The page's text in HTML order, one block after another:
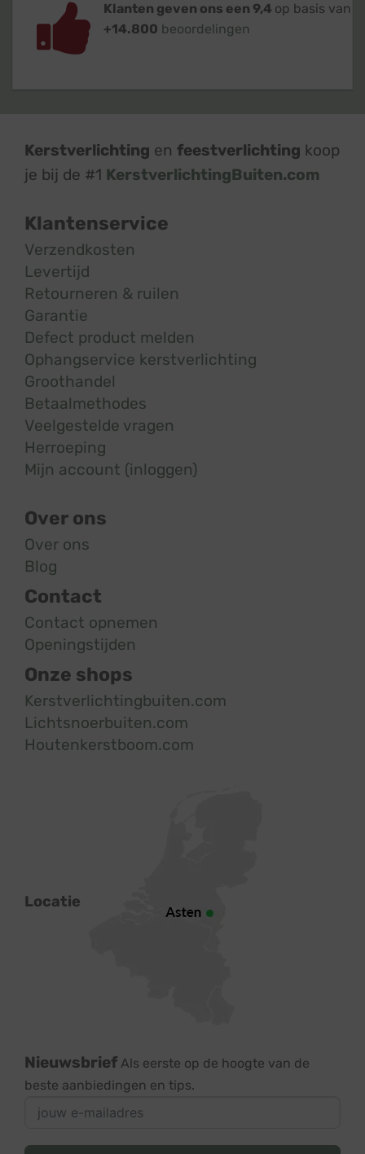
Klanten geven ons een 9,4 op basis van
+14.800 beoordelingen
Kerstverlichting en feestverlichting koop
je bij de #1 KerstverlichtingBuiten.com
Klantenservice
Verzendkosten
Levertijd
Retourneren & ruilen
Garantie
Defect product melden
Ophangservice kerstverlichting
Groothandel
Betaalmethodes
Veelgestelde vragen
Herroeping
Mijn account (inloggen)
Over ons
Over ons
Blog
Contact
Contact opnemen
Openingstijden
Onze shops
Kerstverlichtingbuiten.com
Lichtsnoerbuiten.com
Houtenkerstboom.com
Locatie
Nieuwsbrief Als eerste op de hoogte van de
beste aanbiedingen en tips.